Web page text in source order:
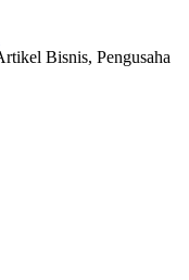
Bisnis, Pengusaha